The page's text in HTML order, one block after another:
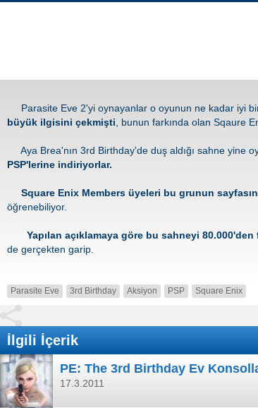
Parasite Eve 2'yi oynayanlar o oyunun ne kadar iyi bir
büyük ilgisini çekmişti , bunun farkında olan Sqaure
Aya Brea'nın 3rd Birthday'de duş aldığı sahne yine
PSP'lerine indiriyorlar.
Square Enix Members üyeleri bu grunun
öğrenebiliyor.
Yapılan açıklamaya göre bu sahneyi 80.000'den
de gerçekten garip.
Parasite Eve 3rd Birthday Aksiyon PSP Square Enix
İlgili İçerik
PE: The 3rd Birthday Ev
17.3.2011